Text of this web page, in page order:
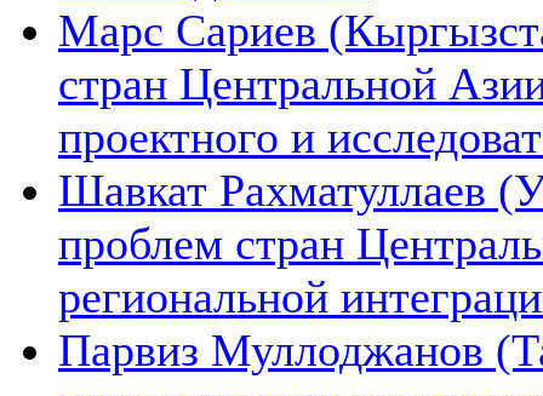
Марс Сариев
стран Центральной
проектного и
Шавкат Рахматуллаев
проблем стран
региональной
Парвиз Муллоджанов